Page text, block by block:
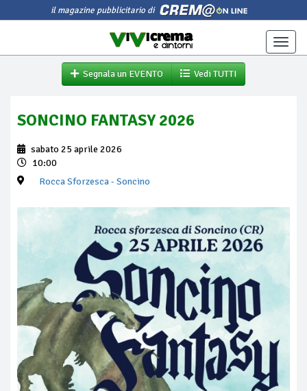
il magazine pubblicitario di
Toggle
Segnala un EVENTO
Vedi TUTTI
SONCINO FANTASY 2026
sabato 25 aprile 2026
10:00
Rocca Sforzesca- Soncino